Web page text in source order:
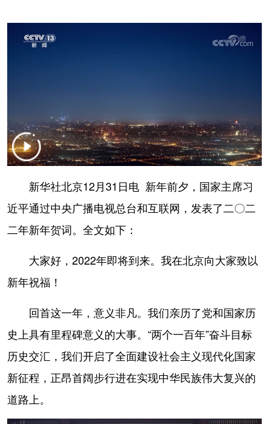
公益 一带一路 亚太网 上市公司
文化产业
地方频道
北京 天津
辽宁 吉林 上海 江苏
浙江
山东 河南 湖北
广东 广西 海南 重庆
四川 贵州 云南 西藏
陕西 甘肃 青海 宁夏
新疆
新华社北京12月31日电 新年前夕，国家主席习
近平通过中央广播电视总台和互联网，发表了二〇二
二年新年贺词。全文如下：
大家好，2022年即将到来。我在北京向大家致以
新年祝福！
回首这一年，意义非凡。我们亲历了党和国家历
史上具有里程碑意义的大事。“两个一百年”奋斗目标
历史交汇，我们开启了全面建设社会主义现代化国家
新征程，正昂首阔步行进在实现中华民族伟大复兴的
道路上。